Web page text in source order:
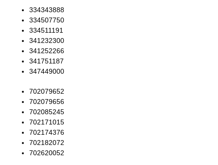
334343888
334507750
334511191
341232300
341252266
341751187
347449000
702079652
702079656
702085245
702171015
702174376
702182072
702620052